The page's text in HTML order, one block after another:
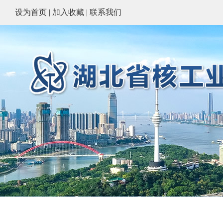
设为首页 | 加入收藏 | 联系我们